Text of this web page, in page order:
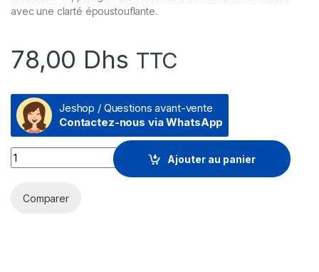
avec une clarté époustouflante.
78,00 Dhs TTC
Jeshop / Questions avant-vente
Contactez-nous via WhatsApp
Câble Ugreen HDMI Male vers Male - 3 mètres (10108)
Ajouter au panier
Comparer